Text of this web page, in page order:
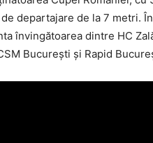
departajare de la 7 metri.
învingătoarea dintre HC
Bucureşti şi Rapid